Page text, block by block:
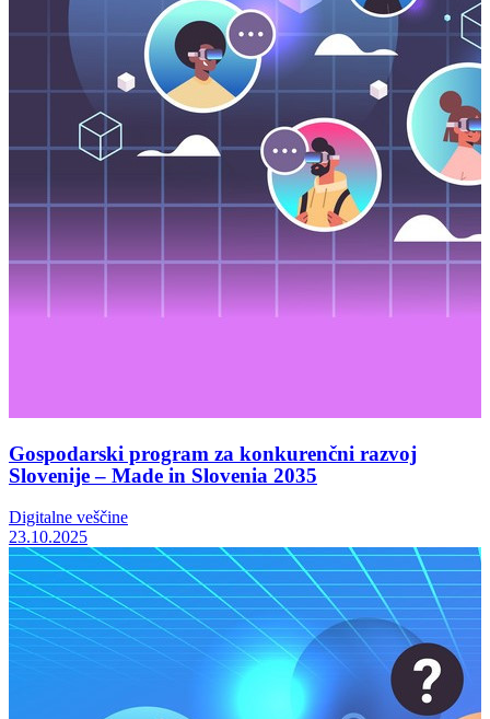
Gospodarski program za konkurenčni razvoj
Slovenije – Made in Slovenia 2035
Digitalne veščine
23.10.2025